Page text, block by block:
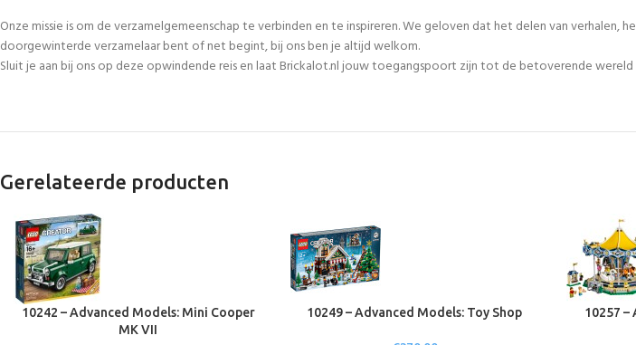
Onze missie is om de verzamelgemeenschap te verbinden en te inspireren. We geloven dat het delen van verhalen,
doorgewinterde verzamelaar bent of net begint, bij ons ben je altijd welkom.
Sluit je aan bij ons op deze opwindende reis en laat Brickalot.nl jouw toegangspoort zijn tot de betoverende wereld
Gerelateerde producten
10242 – Advanced Models: Mini Cooper
MK VII
10249 – Advanced Models: Toy Shop 10257 –